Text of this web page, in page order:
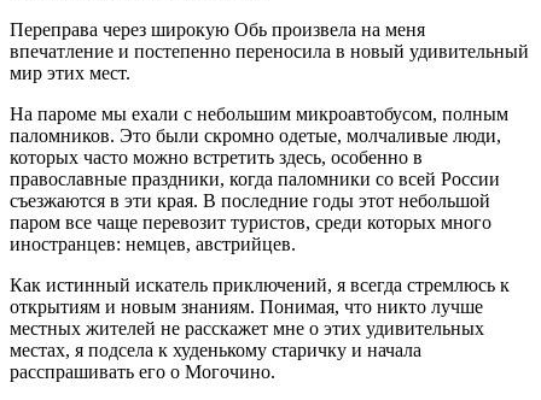
Переправа через широкую Обь произвела на меня
впечатление и постепенно переносила в новый удивительный
мир этих мест.
На пароме мы ехали с небольшим микроавтобусом, полным
паломников. Это были скромно одетые, молчаливые люди,
которых часто можно встретить здесь, особенно в
православные праздники, когда паломники со всей России
съезжаются в эти края. В последние годы этот небольшой
паром все чаще перевозит туристов, среди которых много
иностранцев: немцев, австрийцев.
Как истинный искатель приключений, я всегда стремлюсь к
открытиям и новым знаниям. Понимая, что никто лучше
местных жителей не расскажет мне о этих удивительных
местах, я подсела к худенькому старичку и начала
расспрашивать его о Могочино.